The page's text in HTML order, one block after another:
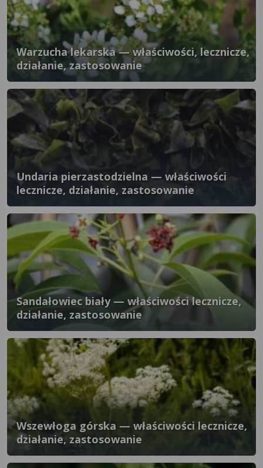
Warzucha lekarska — właściwości, lecznicze,
działanie, zastosowanie
Undaria pierzastodzielna — właściwości
lecznicze, działanie, zastosowanie
Sandałowiec biały — właściwości lecznicze,
działanie, zastosowanie
Wszewłoga górska — właściwości lecznicze,
działanie, zastosowanie